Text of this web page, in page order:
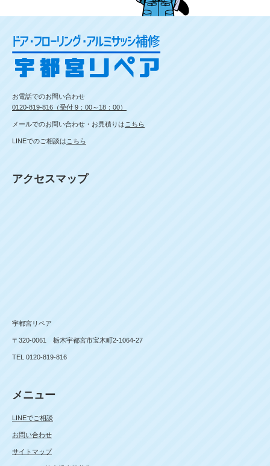
お電話でのお問い合わせ
0120-819-816（受付 9：00～18：00）
メールでのお問い合わせ・お見積りは こちら
LINEでのご相談は こちら
アクセスマップ
宇都宮リペア
〒320-0061 栃木宇都宮市宝木町2-1064-27
TEL 0120-819-816
メニュー
LINEでご相談
お問い合わせ
サイトマップ